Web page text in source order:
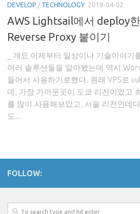
DEVELOP /TECHNOLOGY 2019-04-02
AWS Lightsail에서 deploy
Reverse Proxy 붙이기
_ 개요 이제부터 일상이나 기술이야기
여러 솔루션들을 알아봤는데 역시
들어서 사용하기로했다. 원래 VPS로
데, 가장 가까운곳이 도쿄 리전이었고
를 많이 사용해보았고, 서울 리전인데
도...
FOLLOW: